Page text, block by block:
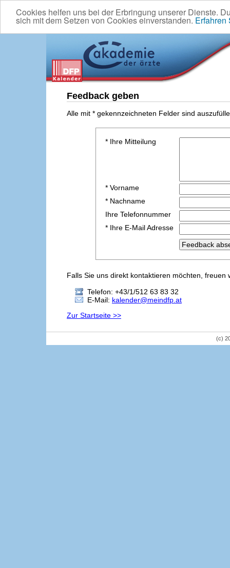
Cookies helfen uns bei der Erbringung unserer Dienste.
sich mit dem Setzen von Cookies einverstanden. Erfahren
Feedback geben
Alle mit * gekennzeichneten Felder sind
* Ihre Mitteilung
* Vorname
* Nachname
Ihre Telefonnummer
* Ihre E-Mail Adresse
Falls Sie uns direkt kontaktieren möchten,
Telefon: +43/1/512 63 83 32
E-Mail: kalender@meindfp.at
Zur Startseite >>
(c)